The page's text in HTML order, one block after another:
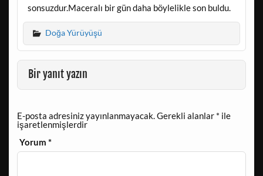
sonsuzdur.Maceralı bir gün daha böylelikle son buldu.
Doğa Yürüyüşü
Bir yanıt yazın
E-posta adresiniz yayınlanmayacak.Gerekli alanlar * ile
işaretlenmişlerdir
Yorum*